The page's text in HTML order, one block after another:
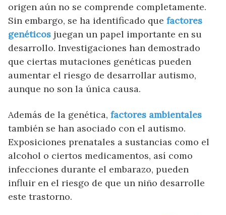
origen aún no se comprende completamente.
Sin embargo, se ha identificado que factores
genéticos juegan un papel importante en su
desarrollo. Investigaciones han demostrado
que ciertas mutaciones genéticas pueden
aumentar el riesgo de desarrollar autismo,
aunque no son la única causa.
Además de la genética, factores ambientales
también se han asociado con el autismo.
Exposiciones prenatales a sustancias como el
alcohol o ciertos medicamentos, así como
infecciones durante el embarazo, pueden
influir en el riesgo de que un niño desarrolle
este trastorno.